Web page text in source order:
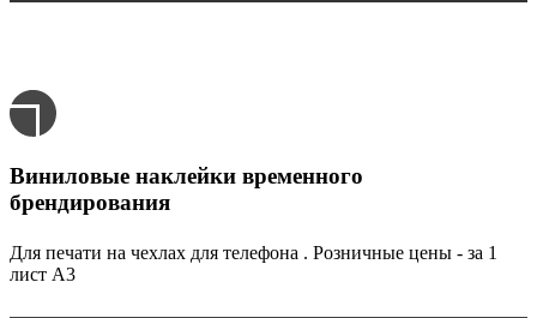
Виниловые наклейки временного
брендирования
Для печати на чехлах для телефона . Розничные цены - за 1
лист А3